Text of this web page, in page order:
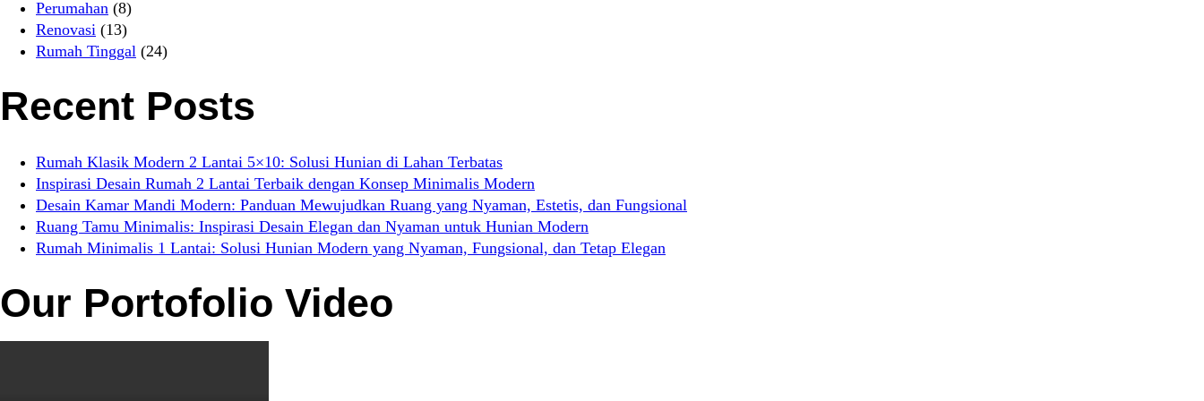
Perumahan (8)
Renovasi (13)
Rumah Tinggal (24)
Recent Posts
Rumah Klasik Modern 2 Lantai 5×10: Solusi Hunian di Lahan Terbatas
Inspirasi Desain Rumah 2 Lantai Terbaik dengan Konsep Minimalis Modern
Desain Kamar Mandi Modern: Panduan Mewujudkan Ruang yang Nyaman, Estetis, dan Fungsional
Ruang Tamu Minimalis: Inspirasi Desain Elegan dan Nyaman untuk Hunian Modern
Rumah Minimalis 1 Lantai: Solusi Hunian Modern yang Nyaman, Fungsional, dan Tetap Elegan
Our Portofolio Video